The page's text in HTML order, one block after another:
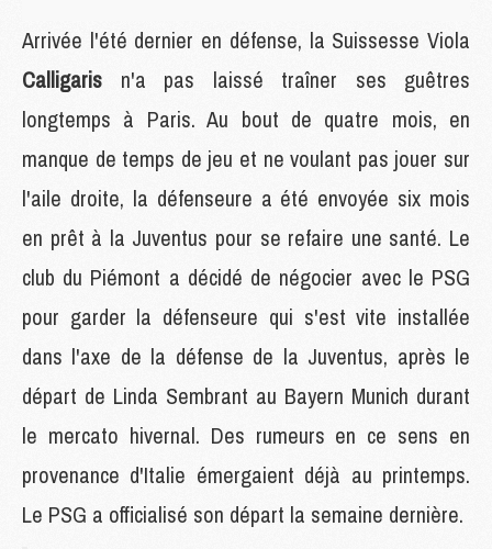
Arrivée l'été dernier en défense, la Suissesse Viola
Calligaris n'a pas laissé traîner ses guêtres
longtemps à Paris. Au bout de quatre mois, en
manque de temps de jeu et ne voulant pas jouer sur
l'aile droite, la défenseure a été envoyée six mois
en prêt à la Juventus pour se refaire une santé. Le
club du Piémont a décidé de négocier avec le PSG
pour garder la défenseure qui s'est vite installée
dans l'axe de la défense de la Juventus, après le
départ de Linda Sembrant au Bayern Munich durant
le mercato hivernal. Des rumeurs en ce sens en
provenance d'Italie émergaient déjà au printemps.
Le PSG a officialisé son départ la semaine dernière.